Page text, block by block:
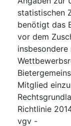
statistischen
benötigt das
vor dem
insbesondere
Mitglied
Richtlinie
vgv -